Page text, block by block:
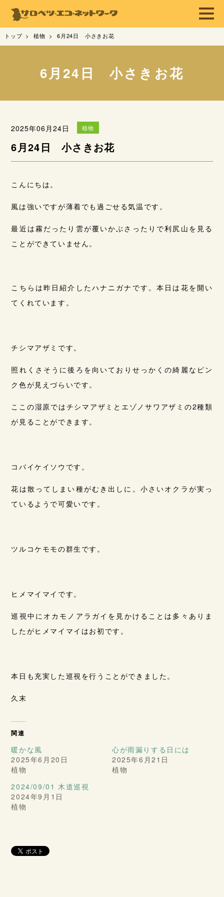
トップ 植物 6月24日 小さきお花
6月24日 小さきお花
2025年06月24日 植物
6月24日 小さきお花
こんにちは。
風は強いですが薄着でも過ごせる気温です。
最近は霧だったり雲が覆いかぶさったりで利尻山を見る
ことができていません。
こちらは昨日紹介したハナニガナです。本日は花を開い
てくれています。
チシマアザミです。
照れくさそうに後ろを向いておりせっかくの綺麗なピン
ク色が見えづらいです。
ここの湿原ではチシマアザミとエゾノサワアザミの2種類
が見ることができます。
コバイケイソウです。
花は散ってしまい種がむき出しに。小さいオクラが実っ
ているようで可愛いです。
ツルコケモモの群生です。
ヒメマイマイです。
巡視中にオカモノアラガイを見かけることは多々ありま
したがヒメマイマイはお初です。
本日も充実した巡視を行うことができました。
久末
関連
暖かな風
2025年6月20日
植物
心が雨漏りする日には
2025年6月21日
植物
2024/09/01 木道巡視
2024年9月1日
植物